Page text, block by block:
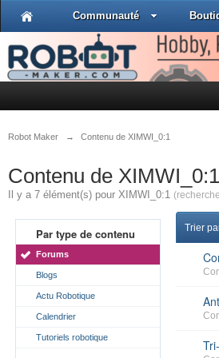
Communauté
Robot Maker → Contenu de XIMWI_0:1
Contenu de XIMWI_0:1
Il y a 7 élément(s) pour XIMWI_0:1
Par type de contenu
Forums
Blogs
Actu Robotique
Calendrier
Tutoriels robotique
Trier